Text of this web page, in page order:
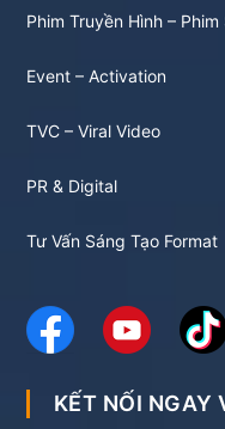
Phim Truyền Hình – Phim
Event – Activation
TVC – Viral Video
PR & Digital
Tư Vấn Sáng Tạo Format
KẾT NỐI